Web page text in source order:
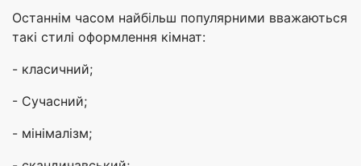
Останнім часом найбільш популярними вважаються
такі стилі оформлення кімнат:
- класичний;
- Сучасний;
- мінімалізм;